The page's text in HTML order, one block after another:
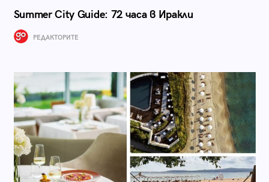
Summer City Guide: 72 часа в Иракли
РЕДАКТОРИТЕ